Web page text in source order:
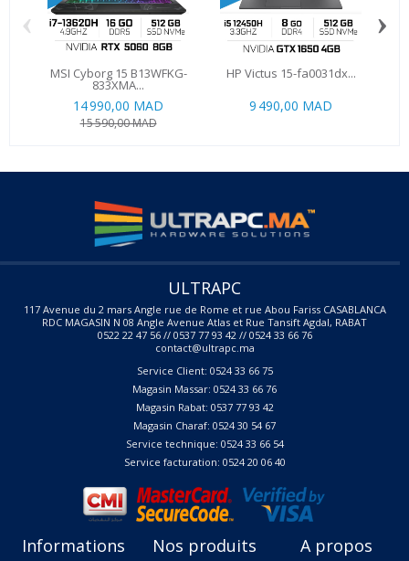
MSI Cyborg 15 B13WFKG-
833XMA...
14 990,00 MAD
15 590,00 MAD
HP Victus 15-fa0031dx...
9 490,00 MAD
‹ ›
ULTRAPC
117 Avenue du 2 mars Angle rue de Rome et rue Abou Fariss CASABLANCA
RDC MAGASIN N 08 Angle Avenue Atlas et Rue Tansift Agdal, RABAT
0522 22 47 56 // 0537 77 93 42 // 0524 33 66 76
contact@ultrapc.ma
Service Client: 0524 33 66 75
Magasin Massar: 0524 33 66 76
Magasin Rabat: 0537 77 93 42
Magasin Charaf: 0524 30 54 67
Service technique: 0524 33 66 54
Service facturation: 0524 20 06 40
Informations Nos produits A propos